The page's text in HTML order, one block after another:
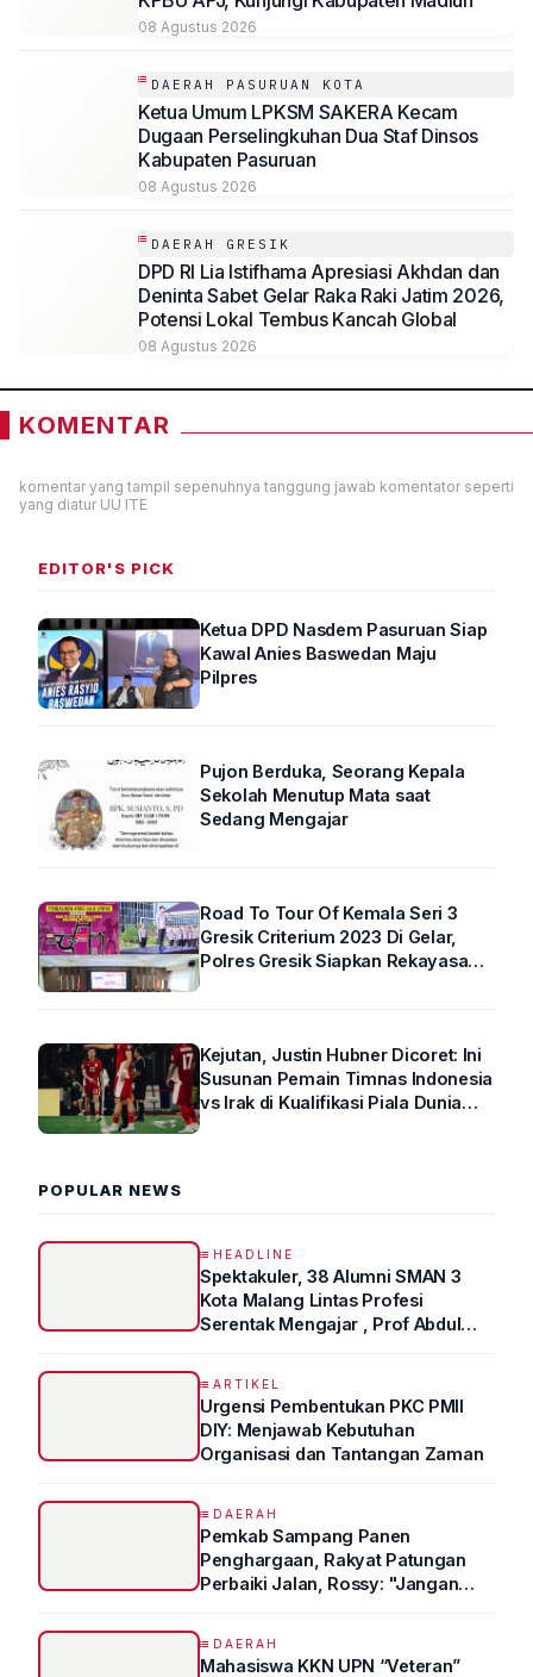
08 Agustus 2026
DAERAH PASURUAN KOTA
Ketua Umum LPKSM SAKERA Kecam
Dugaan Perselingkuhan Dua Staf Dinsos
Kabupaten Pasuruan
08 Agustus 2026
DAERAH GRESIK
DPD RI Lia Istifhama Apresiasi Akhdan dan
Deninta Sabet Gelar Raka Raki Jatim 2026,
Potensi Lokal Tembus Kancah Global
08 Agustus 2026
KOMENTAR
komentar yang tampil sepenuhnya tanggung jawab komentator seperti
yang diatur UU ITE
EDITOR'S PICK
Ketua DPD Nasdem Pasuruan Siap
Kawal Anies Baswedan Maju
Pilpres
Pujon Berduka, Seorang Kepala
Sekolah Menutup Mata saat
Sedang Mengajar
Road To Tour Of Kemala Seri 3
Gresik Criterium 2023 Di Gelar,
Polres Gresik Siapkan Rekayasa
Kejutan, Justin Hubner Dicoret: Ini
Susunan Pemain Timnas Indonesia
vs Irak di Kualifikasi Piala Dunia
POPULAR NEWS
HEADLINE
Spektakuler, 38 Alumni SMAN 3
Kota Malang Lintas Profesi
Serentak Mengajar , Prof Abdul
ARTIKEL
Urgensi Pembentukan PKC PMII
DIY: Menjawab Kebutuhan
Organisasi dan Tantangan Zaman
DAERAH
Pemkab Sampang Panen
Penghargaan, Rakyat Patungan
Perbaiki Jalan, Rossy: "Jangan
DAERAH
Mahasiswa KKN UPN “Veteran”